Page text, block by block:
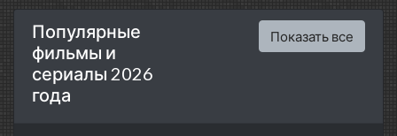
Популярные
фильмы и
сериалы 2026
года
Показать все